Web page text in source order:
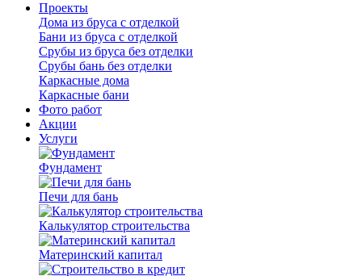
Проекты
Дома из бруса с отделкой
Бани из бруса с отделкой
Срубы из бруса без отделки
Срубы бань без отделки
Каркасные дома
Каркасные бани
Фото работ
Акции
Услуги
Фундамент
Печи для бань
Калькулятор строительства
Материнский капитал